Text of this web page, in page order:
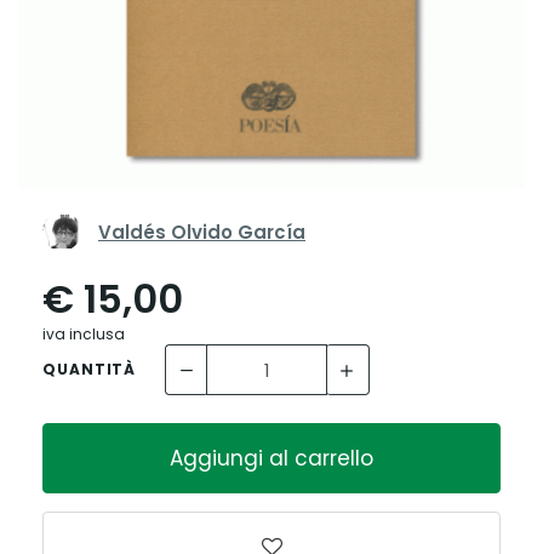
Valdés Olvido García
€ 15,00
iva inclusa
QUANTITÀ
Aggiungi al carrello